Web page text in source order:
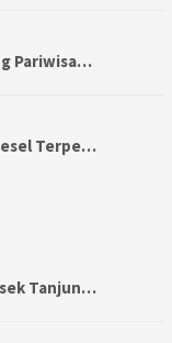
Pariwisa…
Terpe…
Tanjun…